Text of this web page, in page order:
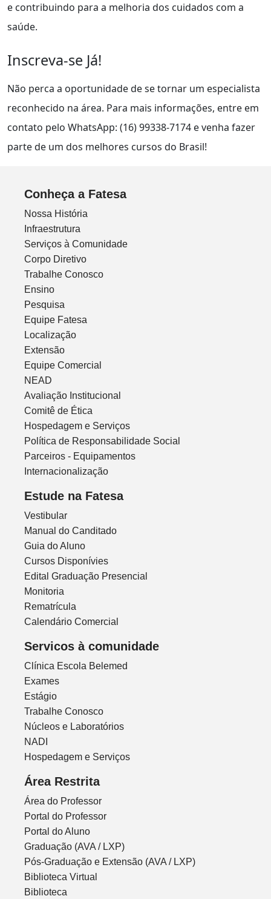
e contribuindo para a melhoria dos cuidados com a
saúde.
Inscreva-se Já!
Não perca a oportunidade de se tornar um especialista
reconhecido na área. Para mais informações, entre em
contato pelo WhatsApp: (16) 99338-7174 e venha fazer
parte de um dos melhores cursos do Brasil!
Conheça a Fatesa
Nossa História
Infraestrutura
Serviços à Comunidade
Corpo Diretivo
Trabalhe Conosco
Ensino
Pesquisa
Equipe Fatesa
Localização
Extensão
Equipe Comercial
NEAD
Avaliação Institucional
Comitê de Ética
Hospedagem e Serviços
Política de Responsabilidade Social
Parceiros - Equipamentos
Internacionalização
Estude na Fatesa
Vestibular
Manual do Canditado
Guia do Aluno
Cursos Disponívies
Edital Graduação Presencial
Monitoria
Rematrícula
Calendário Comercial
Servicos à comunidade
Clínica Escola Belemed
Exames
Estágio
Trabalhe Conosco
Núcleos e Laboratórios
NADI
Hospedagem e Serviços
Área Restrita
Área do Professor
Portal do Professor
Portal do Aluno
Graduação (AVA / LXP)
Pós-Graduação e Extensão (AVA / LXP)
Biblioteca Virtual
Biblioteca